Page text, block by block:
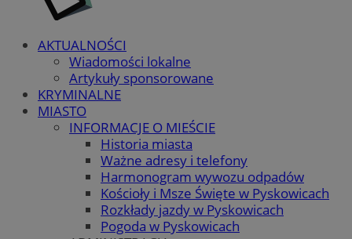
AKTUALNOŚCI
Wiadomości lokalne
Artykuły sponsorowane
KRYMINALNE
MIASTO
INFORMACJE O MIEŚCIE
Historia miasta
Ważne adresy i telefony
Harmonogram wywozu odpadów
Kościoły i Msze Święte w Pyskowicach
Rozkłady jazdy w Pyskowicach
Pogoda w Pyskowicach